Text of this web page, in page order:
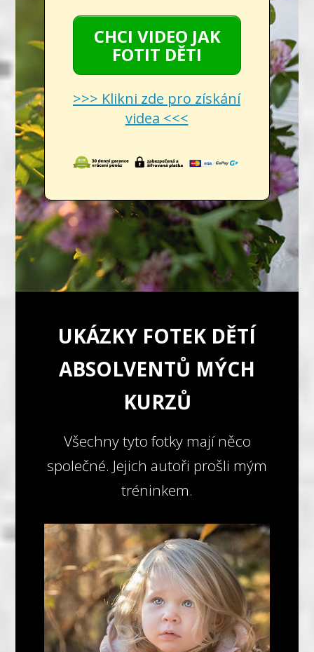
CHCI VIDEO JAK
FOTIT DĚTI
>>> Klikni zde pro získání
videa <<<
UKÁZKY FOTEK DĚTÍ
ABSOLVENTŮ MÝCH
KURZŮ
Všechny tyto fotky mají něco
společné. Jejich autoři prošli mým
tréninkem.